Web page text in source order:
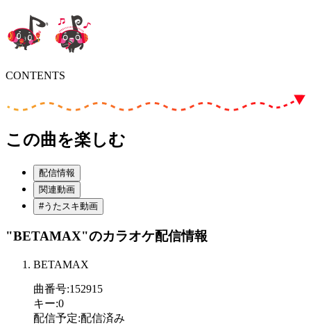
CONTENTS
この曲を楽しむ
配信情報
関連動画
#うたスキ動画
"BETAMAX"のカラオケ配信情報
BETAMAX
曲番号:152915
キー:0
配信予定:配信済み